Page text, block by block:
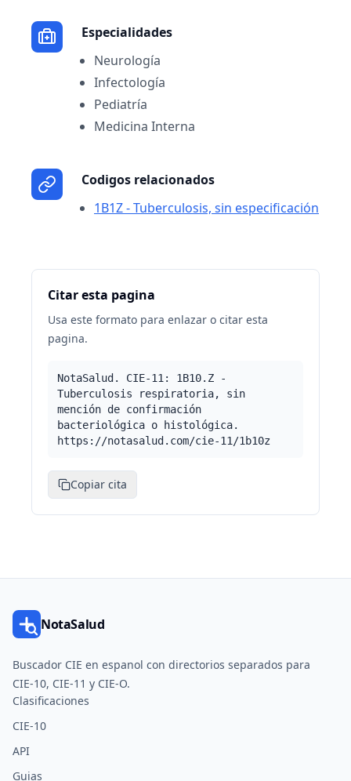
Especialidades
Neurología
Infectología
Pediatría
Medicina Interna
Codigos relacionados
1B1Z - Tuberculosis, sin especificación
Citar esta pagina
Usa este formato para enlazar o citar esta
pagina.
NotaSalud. CIE-11: 1B10.Z -
Tuberculosis respiratoria, sin
mención de confirmación
bacteriológica o histológica.
https://notasalud.com/cie-11/1b10z
Copiar cita
NotaSalud
Buscador CIE en espanol con directorios separados para
CIE-10, CIE-11 y CIE-O.
Clasificaciones
CIE-10
API
Guias